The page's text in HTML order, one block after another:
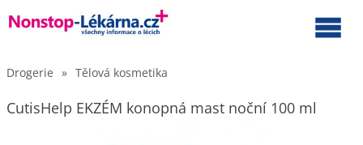
Drogerie » Tělová kosmetika
CutisHelp EKZÉM konopná mast noční 100 ml